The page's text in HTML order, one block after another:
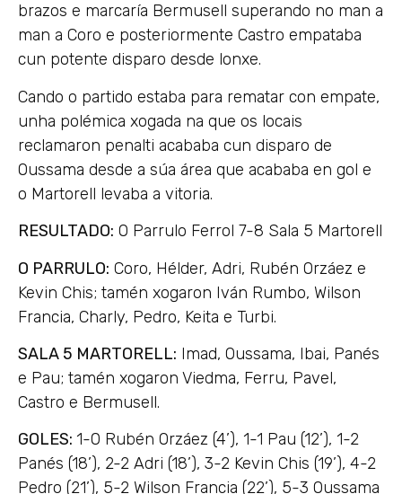
brazos e marcaría Bermusell superando no man a
man a Coro e posteriormente Castro empataba
cun potente disparo desde lonxe.
Cando o partido estaba para rematar con empate,
unha polémica xogada na que os locais
reclamaron penalti acababa cun disparo de
Oussama desde a súa área que acababa en gol e
o Martorell levaba a vitoria.
RESULTADO: O Parrulo Ferrol 7-8 Sala 5 Martorell
O PARRULO: Coro, Hélder, Adri, Rubén Orzáez e
Kevin Chis; tamén xogaron Iván Rumbo, Wilson
Francia, Charly, Pedro, Keita e Turbi.
SALA 5 MARTORELL: Imad, Oussama, Ibai, Panés
e Pau; tamén xogaron Viedma, Ferru, Pavel,
Castro e Bermusell.
GOLES: 1-0 Rubén Orzáez (4’), 1-1 Pau (12’), 1-2
Panés (18’), 2-2 Adri (18’), 3-2 Kevin Chis (19’), 4-2
Pedro (21’), 5-2 Wilson Francia (22’), 5-3 Oussama